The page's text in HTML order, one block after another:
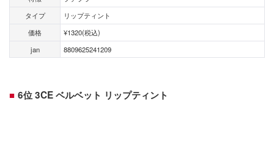
タイプ
リップティント
価格
¥1320(税込)
jan
8809625241209
6位 3CE ベルベット リップティント